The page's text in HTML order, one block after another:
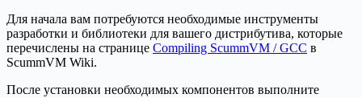
Для начала вам потребуются необходимые инструменты
разработки и библиотеки для вашего дистрибутива, которые
перечислены на странице Compiling ScummVM / GCC в
ScummVM Wiki.
После установки необходимых компонентов выполните